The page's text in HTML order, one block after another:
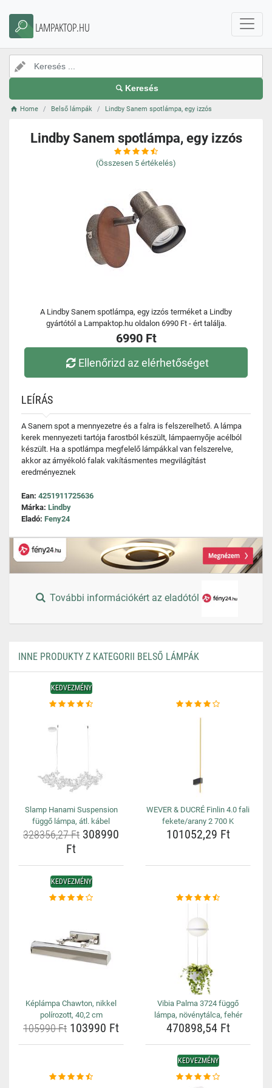
LAMPAKTOP.HU
Keresés
Home Belső lámpák Lindby Sanem spotlámpa, egy izzós
Lindby Sanem spotlámpa, egy izzós
(Összesen 5 értékelés)
A Lindby Sanem spotlámpa, egy izzós terméket a Lindby
gyártótól a Lampaktop.hu oldalon 6990 Ft - ért találja.
6990 Ft
Ellenőrizd az elérhetőséget
LEÍRÁS
A Sanem spot a mennyezetre és a falra is felszerelhető. A lámpa
kerek mennyezeti tartója farostból készült, lámpaernyője acélból
készült. Ha a spotlámpa megfelelő lámpákkal van felszerelve,
akkor az árnyékoló falak vakításmentes megvilágítást
eredményeznek
Ean: 4251911725636
Márka: Lindby
Eladó: Feny24
További információkért az eladótól
INNE PRODUKTY Z KATEGORII BELSŐ LÁMPÁK
KEDVEZMÉNY
Slamp Hanami Suspension
függő lámpa, átl. kábel
328356,27 Ft 308990
Ft
WEVER & DUCRÉ Finlin 4.0 fali
fekete/arany 2 700 K
101052,29 Ft
KEDVEZMÉNY
Képlámpa Chawton, nikkel
polírozott, 40,2 cm
105990 Ft 103990 Ft
Vibia Palma 3724 függő
lámpa, növénytálca, fehér
470898,54 Ft
KEDVEZMÉNY